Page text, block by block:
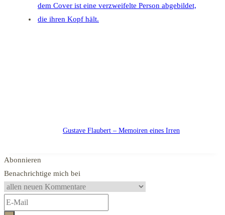
Gustave Flaubert – Memoiren eines Irren
Abonnieren
Benachrichtige mich bei